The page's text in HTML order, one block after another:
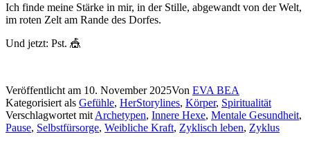
Ich finde meine Stärke in mir, in der Stille, abgewandt von der Welt,
im roten Zelt am Rande des Dorfes.
Und jetzt: Pst. 🎪
Veröffentlicht am 10. November 2025Von EVA BEA
Kategorisiert als Gefühle, HerStorylines, Körper, Spiritualität
Verschlagwortet mit Archetypen, Innere Hexe, Mentale Gesundheit,
Pause, Selbstfürsorge, Weibliche Kraft, Zyklisch leben, Zyklus